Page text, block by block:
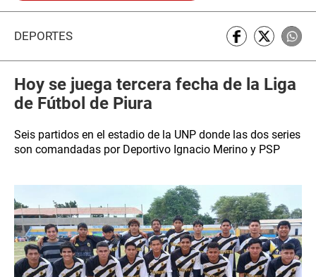
DEPORTES
Hoy se juega tercera fecha de la Liga
de Fútbol de Piura
Seis partidos en el estadio de la UNP donde las dos series
son comandadas por Deportivo Ignacio Merino y PSP